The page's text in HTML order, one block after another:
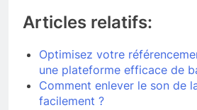
Articles relatifs:
Optimisez votre
une plateforme efficace de
Comment enlever le son de
facilement ?